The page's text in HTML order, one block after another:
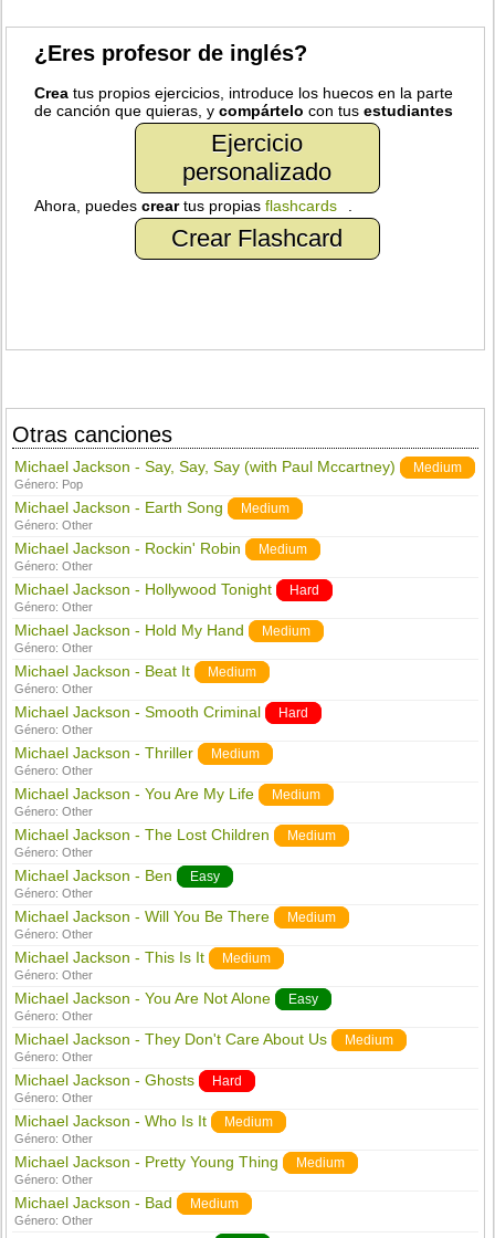
¿Eres profesor de inglés?
Crea tus propios ejercicios, introduce los huecos en la parte
de canción que quieras, ycompártelo con tusestudiantes
Ejercicio
personalizado
Ahora, puedescreartus propiasflashcards .
Crear Flashcard
Otras canciones
Michael Jackson - Say, Say, Say (with Paul Mccartney) Medium
Género: Pop
Michael Jackson - Earth Song Medium
Género:Other
Michael Jackson - Rockin' Robin Medium
Género:Other
Michael Jackson - Hollywood Tonight Hard
Género:Other
Michael Jackson - Hold My Hand Medium
Género:Other
Michael Jackson - Beat It Medium
Género:Other
Michael Jackson - Smooth Criminal Hard
Género:Other
Michael Jackson - Thriller Medium
Género:Other
Michael Jackson - You Are My Life Medium
Género:Other
Michael Jackson - The Lost Children Medium
Género:Other
Michael Jackson - Ben Easy
Género:Other
Michael Jackson - Will You Be There Medium
Género:Other
Michael Jackson - This Is It Medium
Género:Other
Michael Jackson - You Are Not Alone Easy
Género:Other
Michael Jackson - They Don't Care About Us Medium
Género:Other
Michael Jackson - Ghosts Hard
Género:Other
Michael Jackson - Who Is It Medium
Género:Other
Michael Jackson - Pretty Young Thing Medium
Género:Other
Michael Jackson - Bad Medium
Género:Other